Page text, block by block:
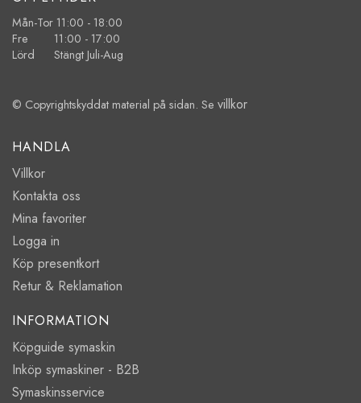
Mån-Tor 11:00 - 18:00
Fre 11:00 - 17:00
Lörd Stängt Juli-Aug
© Copyrightskyddat material på sidan. Se villkor
HANDLA
Villkor
Kontakta oss
Mina favoriter
Logga in
Köp presentkort
Retur & Reklamation
INFORMATION
Köpguide symaskin
Inköp symaskiner - B2B
Symaskinsservice